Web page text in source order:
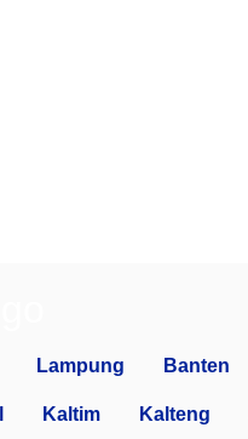
Lampung Banten
Kaltim Kalteng